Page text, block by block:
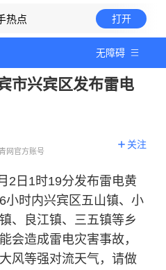
热点 打开
无障碍
市兴宾区发布雷电
网官方账号
关注
2日1时19分发布雷电黄
小时内兴宾区五山镇、小
、良江镇、三五镇等乡
会造成雷电灾害事故，
风等强对流天气，请做